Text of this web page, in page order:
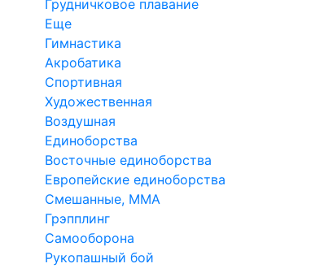
Грудничковое плавание
Еще
Гимнастика
Акробатика
Спортивная
Художественная
Воздушная
Единоборства
Восточные единоборства
Европейские единоборства
Смешанные, ММА
Грэпплинг
Самооборона
Рукопашный бой